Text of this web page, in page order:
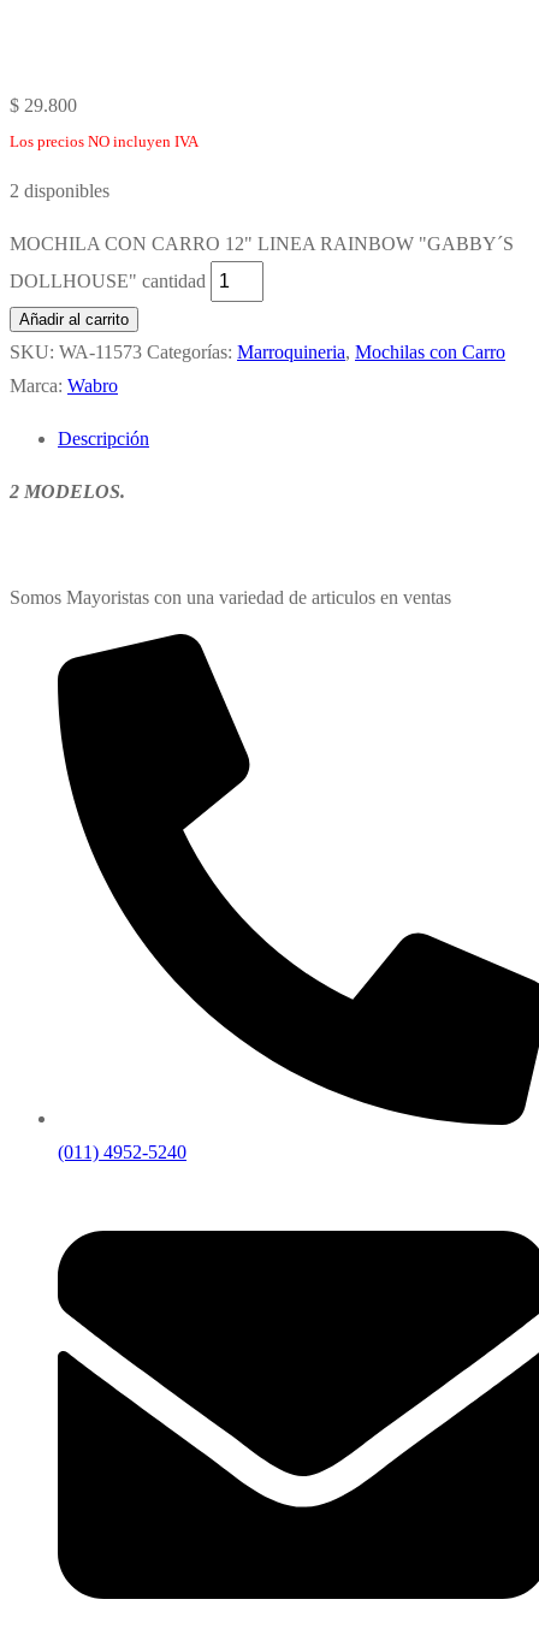
$ 29.800
Los precios NO incluyen IVA
2 disponibles
MOCHILA CON CARRO 12" LINEA RAINBOW "GABBY´S
DOLLHOUSE" cantidad
Añadir al carrito
SKU: WA-11573 Categorías: Marroquineria, Mochilas con Carro
Marca: Wabro
Descripción
2 MODELOS.
Somos Mayoristas con una variedad de articulos en ventas
(011) 4952-5240